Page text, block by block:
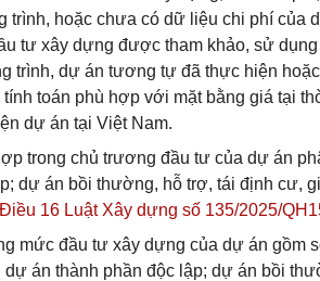
trình, hoặc chưa có dữ liệu chi phí
tư xây dựng được tham khảo, sử
trình, dự án tương tự đã thực hiện
tính toán phù hợp với mặt bằng giá tại
dự án tại Việt Nam.
trong chủ trương đầu tư của dự án
dự án bồi thường, hỗ trợ, tái định cư,
16 Luật Xây dựng số 135/2025/
mức đầu tư xây dựng của dự án gồm
dự án thành phần độc lập; dự án bồi